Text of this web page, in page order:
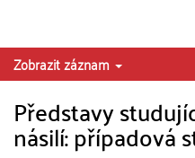
Zobrazit záznam
Představy
násilí: případová